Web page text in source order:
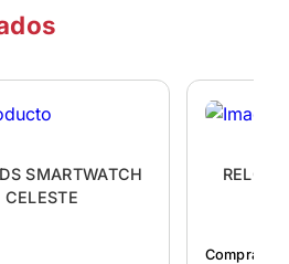
SMARTWATCH
RELOJ
Comprá en